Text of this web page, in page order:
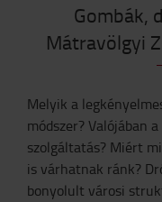
Gombák,
Mátravölgyi
Melyik a
módszer? Valójában
szolgáltatás? Miért
is várhatnak ránk?
bonyolult városi